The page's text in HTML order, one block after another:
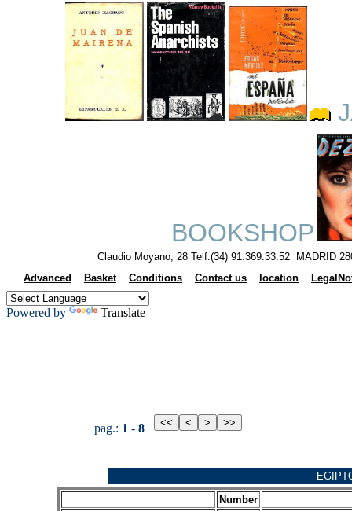
BOOKSHOP
Claudio Moyano, 28 Telf.(34) 91.369.33.52 MADRID
Advanced
Basket Conditions Contact us location
Powered by Translate
pag.: 1 - 8
Number